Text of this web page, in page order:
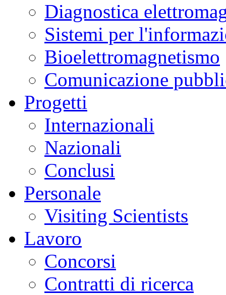
Diagnostica
Sistemi per
Bioelettromagnetismo
Comunicazione
Progetti
Internazionali
Nazionali
Conclusi
Personale
Visiting Scientists
Lavoro
Concorsi
Contratti di ricerca